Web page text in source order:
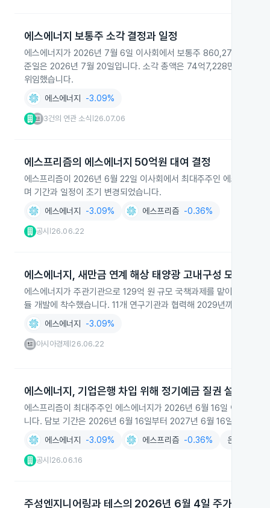
에스에너지 보통주 소각 결정과 일정
에스에너지가 2026년 7월 6일 이사회에서 보통주 860,275주를 기
준일은 2026년 7월 20일입니다. 소각 총액은 74억7,228만 원이고
위임했습니다.
에스에너지 -3.09%
3건의 연관 소식 26.07.06
에스프리즘의 에스에너지 50억원 대여 결정
에스프리즘이 2026년 6월 22일 이사회에서 최대주주인 에스에너
며 기간과 일정이 조기 변경되었습니다.
에스에너지 -3.09% 에스프리즘 -0.36%
공시 26.06.22
에스에너지, 새만금 연계 해상 태양광 고내구성 모듈 개발
에스에너지가 주관기관으로 129억 원 규모 국책과제를 맡아 새만금
듈 개발에 착수했습니다. 11개 연구기관과 협력해 2029년까지 실증을
에스에너지 -3.09%
아시아경제 26.06.22
에스에너지, 기업은행 차입 위해 정기예금 질권 설정
에스프리즘이 최대주주인 에스에너지가 2026년 6월 16일 이사회에
니다. 담보 기간은 2026년 6월 16일부터 2027년 6월 16일까지입니
에스에너지 -3.09% 에스프리즘 -0.36% 은행및여신
공시 26.06.16
주성엔지니어링과 테스의 2026년 6월 4일 주가 급등